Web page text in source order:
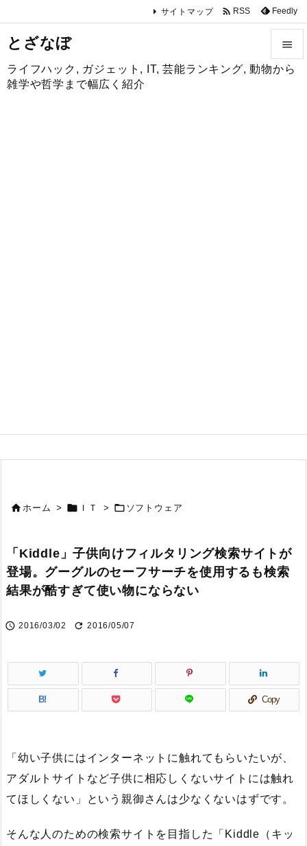
とざなぼ
ライフハック, ガジェット, IT, 芸能ランキング, 動物から
雑学や哲学まで幅広く紹介


サイトマップ  RSS Feedly
ホーム >  ＩＴ >  ソフトウェア
「Kiddle」子供向けフィルタリング検索サイトが
登場。グーグルのセーフサーチを使用するも検索
結果が酷すぎて使い物にならない
 2016/03/02  2016/05/07
B! Copy
「幼い子供にはインターネットに触れてもらいたいが、
アダルトサイトなど子供に相応しくないサイトには触れ
てほしくない」という親御さんは少なくないはずです。
そんな人のための検索サイトを目指した「Kiddle（キッ